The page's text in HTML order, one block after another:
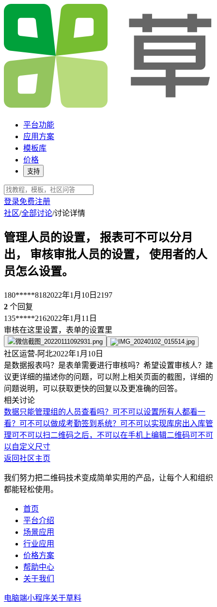
平台功能
应用方案
模板库
价格
支持
登录免费注册
社区/全部讨论/讨论详情
管理人员的设置， 报表可不可以分月
出， 审核审批人员的设置， 使用者的人
员怎么设置。
180*****8182022年1月10日 2197
2 个回复
135*****2162022年1月11日
审核在这里设置，表单的设置里
社区运营-阿北2022年1月10日
是数据报表吗？是表单需要进行审核吗？希望设置审核人？建
议更详细的描述你的问题，可以附上相关页面的截图，详细的
问题说明，可以获取更快的回复以及更准确的回答。
相关讨论
数据只能管理组的人员查看吗？可不可以设置所有人都看一
看？ 可不可以做成考勤签到系统？ 可不可以实现库房出入库管
理可不可以扫二维码之后，不可以在手机上编辑二维码可不可
以自定义尺寸
返回社区主页
我们努力把二维码技术变成简单实用的产品，让每个人和组织
都能轻松使用。
首页
平台介绍
场景应用
行业应用
价格方案
帮助中心
关于我们
电脑端小程序关于草料